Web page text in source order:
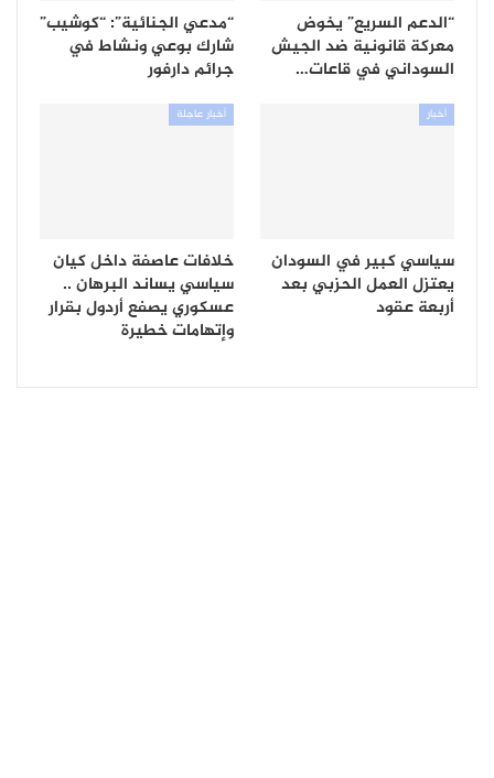
“الدعم السريع” يخوض
معركة قانونية ضد الجيش
السوداني في قاعات…
“مدعي الجنائية”: “كوشيب”
شارك بوعي ونشاط في
جرائم دارفور
أخبار
سياسي كبير في السودان
يعتزل العمل الحزبي بعد
أربعة عقود
أخبار عاجلة
خلافات عاصفة داخل كيان
سياسي يساند البرهان ..
عسكوري يصفع أردول بقرار
وإتهامات خطيرة